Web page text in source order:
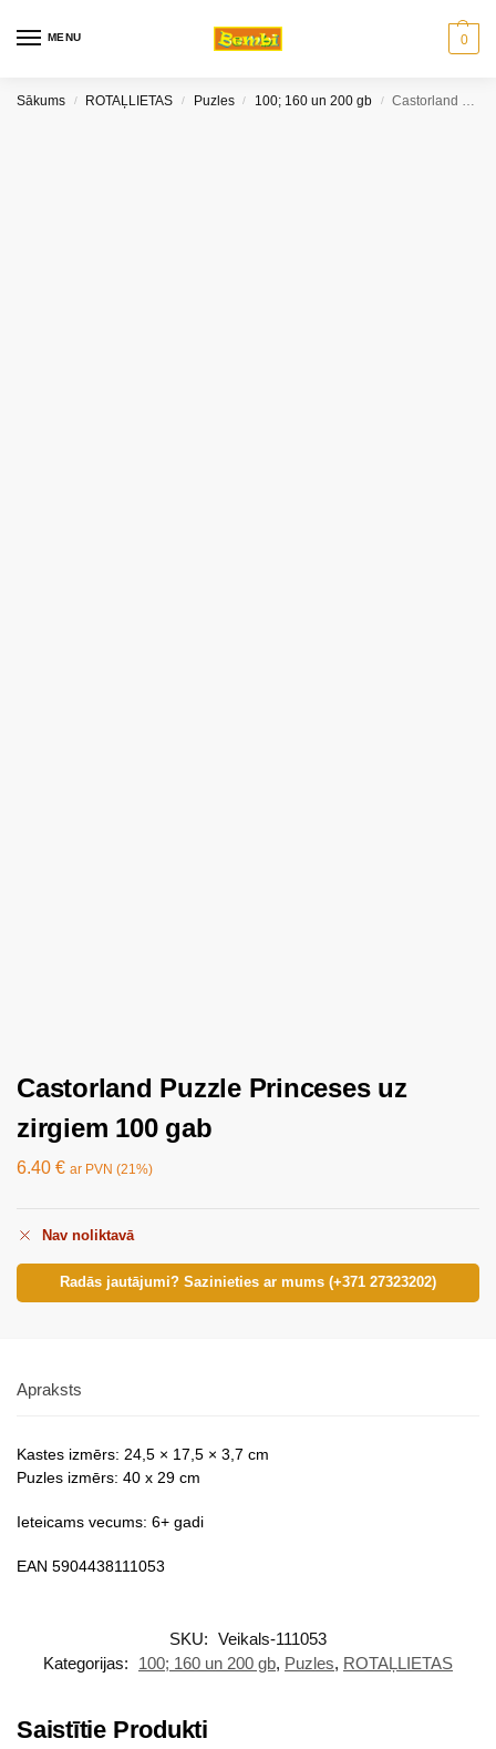
MENU 0
Sākums / ROTAĻLIETAS / Puzles / 100; 160 un 200 gb / Castorland Puzzle Princeses uz zirgiem 100 gab
Castorland Puzzle Princeses uz
zirgiem 100 gab
6.40 € ar PVN (21%)
Nav noliktavā
Radās jautājumi? Sazinieties ar mums (+371 27323202)
Apraksts
Kastes izmērs: 24,5 × 17,5 × 3,7 cm
Puzles izmērs: 40 x 29 cm
Ieteicams vecums: 6+ gadi
EAN 5904438111053
SKU: Veikals-111053
Kategorijas:
100; 160 un 200 gb, Puzles, ROTAĻLIETAS
Saistītie Produkti